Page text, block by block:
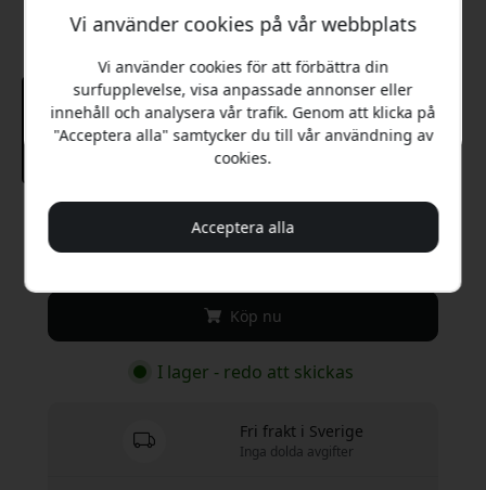
Rekommenderat pris
349 SEK
Köp nu
I lager - redo att skickas
Fri frakt i Sverige
Inga dolda avgifter
Vi använder cookies på vår webbplats
Vi använder cookies för att förbättra din
surfupplevelse, visa anpassade annonser eller
innehåll och analysera vår trafik. Genom att klicka på
"Acceptera alla" samtycker du till vår användning av
cookies.
Acceptera alla
utbildningsserier och specialerbjudanden.
Nej, jag betalar hellre fullt pris.